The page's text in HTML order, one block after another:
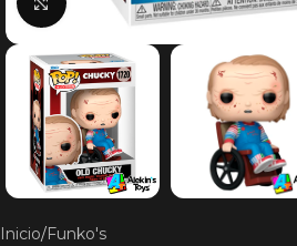
Inicio/Funko's